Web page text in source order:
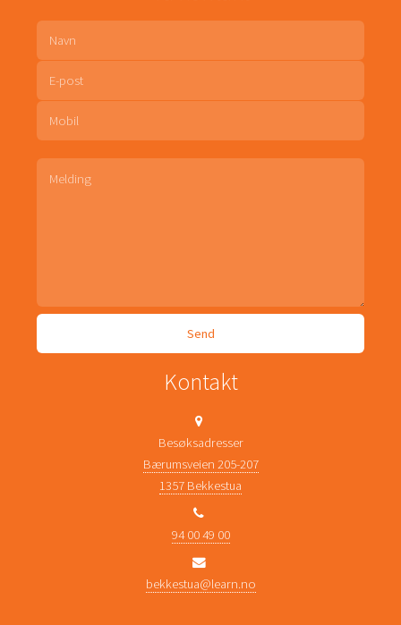
Kontakt
Besøksadresser
Bærumsveien 205-207
1357 Bekkestua
94 00 49 00
bekkestua@learn.no